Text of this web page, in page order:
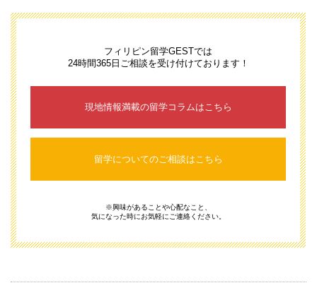
フィリピン留学GESTでは
24時間365日ご相談を受け付けております！
現地情報満載の留学コラムはこちら
留学についてのご相談はこちら
※興味があることや心配なこと、
気になった時にお気軽にご連絡ください。